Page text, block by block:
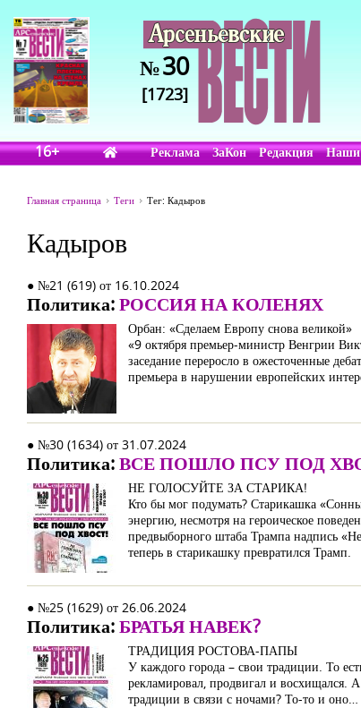
№30
[1723]
16+ Реклама ЗаКон Редакция Наши
Главная страница Теги Тег: Кадыров
Кадыров
● №21 (619) от 16.10.2024
Политика:РОССИЯ НА КОЛЕНЯХ
Орбан: «Сделаем Европу снова великой»
«9 октября премьер-министр Венгрии
заседание переросло в ожесточенные
премьера в нарушении европейских
● №30 (1634) от 31.07.2024
Политика:ВСЕ ПОШЛО ПСУ ПОД
НЕ ГОЛОСУЙТЕ ЗА СТАРИКА!
Кто бы мог подумать? Старикашка
энергию, несмотря на героическое
предвыборного штаба Трампа надпись
теперь в старикашку превратился Трамп.
● №25 (1629) от 26.06.2024
Политика:БРАТЬЯ НАВЕК?
ТРАДИЦИЯ РОСТОВА-ПАПЫ
У каждого города – свои традиции. То
рекламировал, продвигал и восхищался.
традиции в связи с ночами? То-то и оно…